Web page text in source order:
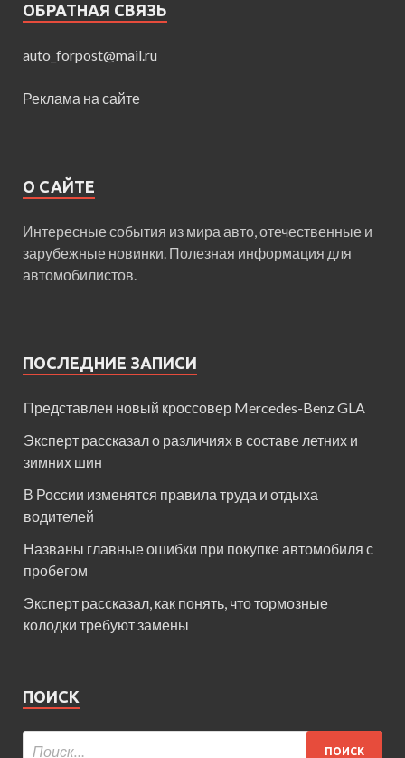
ОБРАТНАЯ СВЯЗЬ
auto_forpost@mail.ru
Реклама на сайте
О САЙТЕ
Интересные события из мира авто, отечественные и
зарубежные новинки. Полезная информация для
автомобилистов.
ПОСЛЕДНИЕ ЗАПИСИ
Представлен новый кроссовер Mercedes-Benz GLA
Эксперт рассказал о различиях в составе летних и
зимних шин
В России изменятся правила труда и отдыха
водителей
Названы главные ошибки при покупке автомобиля с
пробегом
Эксперт рассказал, как понять, что тормозные
колодки требуют замены
ПОИСК